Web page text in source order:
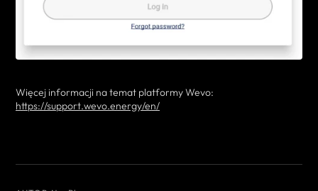
Więcej informacji na temat platformy Wevo:
https://support.wevo.energy/en/